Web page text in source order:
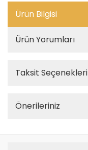
Ürün Bilgisi
Ürün Yorumları
Taksit Seçenekleri
Önerileriniz